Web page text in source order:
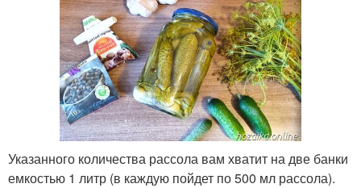
Указанного количества рассола вам хватит на две банки
емкостью 1 литр (в каждую пойдет по 500 мл рассола).